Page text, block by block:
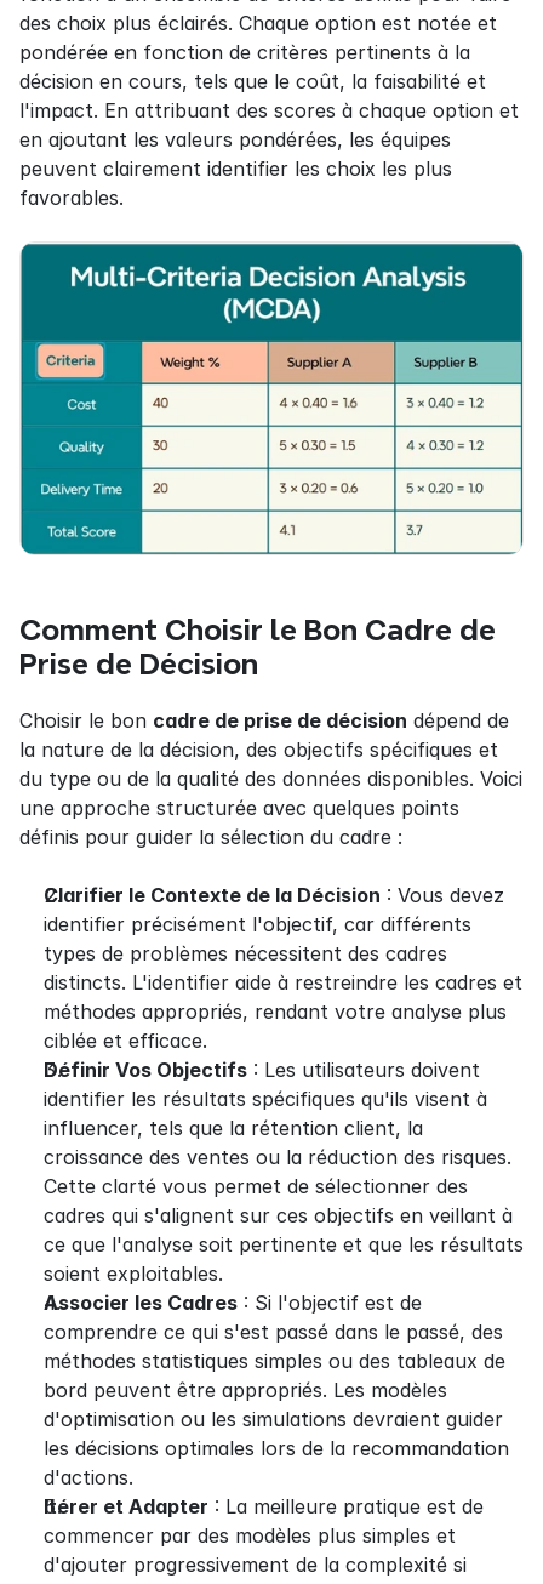
des choix plus éclairés. Chaque option est notée et
pondérée en fonction de critères pertinents à la
décision en cours, tels que le coût, la faisabilité et
l'impact. En attribuant des scores à chaque option et
en ajoutant les valeurs pondérées, les équipes
peuvent clairement identifier les choix les plus
favorables.
Comment Choisir le Bon Cadre de
Prise de Décision
Choisir le bon cadre de prise de décision dépend de
la nature de la décision, des objectifs spécifiques et
du type ou de la qualité des données disponibles. Voici
une approche structurée avec quelques points
définis pour guider la sélection du cadre :
Clarifier le Contexte de la Décision : Vous devez
identifier précisément l'objectif, car différents
types de problèmes nécessitent des cadres
distincts. L'identifier aide à restreindre les cadres et
méthodes appropriés, rendant votre analyse plus
ciblée et efficace.
Définir Vos Objectifs : Les utilisateurs doivent
identifier les résultats spécifiques qu'ils visent à
influencer, tels que la rétention client, la
croissance des ventes ou la réduction des risques.
Cette clarté vous permet de sélectionner des
cadres qui s'alignent sur ces objectifs en veillant à
ce que l'analyse soit pertinente et que les résultats
soient exploitables.
Associer les Cadres : Si l'objectif est de
comprendre ce qui s'est passé dans le passé, des
méthodes statistiques simples ou des tableaux de
bord peuvent être appropriés. Les modèles
d'optimisation ou les simulations devraient guider
les décisions optimales lors de la recommandation
d'actions.
Itérer et Adapter : La meilleure pratique est de
commencer par des modèles plus simples et
d'ajouter progressivement de la complexité si